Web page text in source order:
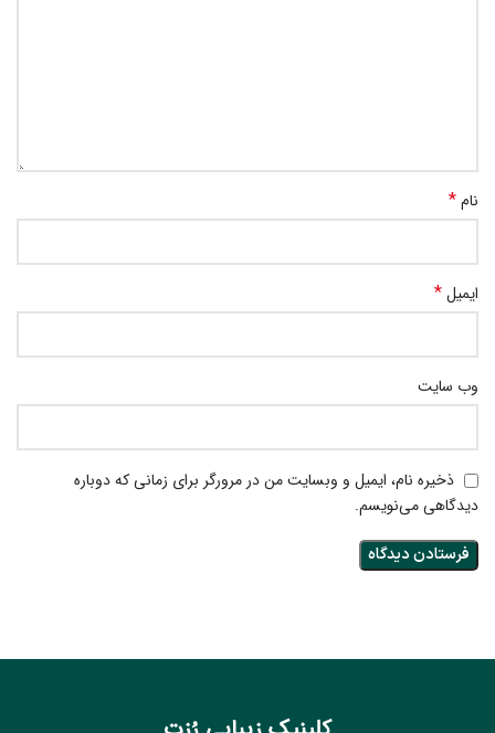
نام*
ایمیل*
وب‌ سایت
ذخیره نام، ایمیل و وبسایت من در مرورگر برای زمانی که دوباره
دیدگاهی می‌نویسم.